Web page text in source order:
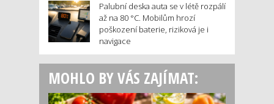
Palubní deska auta se v létě rozpálí
až na 80 °C. Mobilům hrozí
poškození baterie, riziková je i
navigace
MOHLO BY VÁS ZAJÍMAT: